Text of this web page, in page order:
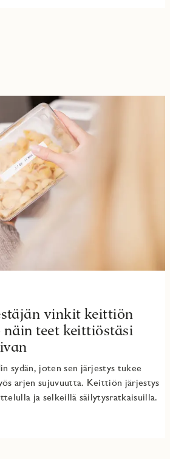
vinkit keittiön
teet keittiöstäsi
sydän, joten sen järjestys tukee
arjen sujuvuutta. Keittiön järjestys
ja selkeillä säilytysratkaisuilla.